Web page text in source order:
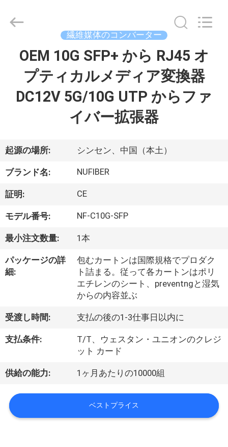
ク
ト
私
達
つ
て
工
場
行
2026
Shenzhen
Technology
繊維媒体のコンバーター
OEM 10G SFP+ から RJ45 オ
プティカルメディア変換器
DC12V 5G/10G UTP からファ
イバー拡張器
起源の場所: シンセン、中国（本土）
ブランド名: NUFIBER
証明: CE
モデル番号: NF-C10G-SFP
最小注文数量: 1本
パッケージの詳
細:
包むカートンは国際規格でプロダク
ト詰まる。従って各カートンはポリ
エチレンのシート、preventngと湿気
からの内容並ぶ
受渡し時間: 支払の後の1-3仕事日以内に
支払条件:
T/T、ウェスタン・ユニオンのクレジ
ット カード
供給の能力: 1ヶ月あたりの10000組
ベストプライス